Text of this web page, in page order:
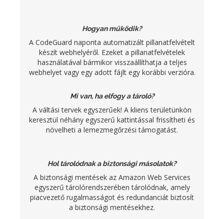
Hogyan működik?
A CodeGuard naponta automatizált pillanatfelvételt
készít webhelyéről. Ezeket a pillanatfelvételek
használatával bármikor visszaállíthatja a teljes
webhelyet vagy egy adott fájlt egy korábbi verzióra.
Mi van, ha elfogy a tároló?
A váltási tervek egyszerűek! A kliens területünkön
keresztül néhány egyszerű kattintással frissítheti és
növelheti a lemezmegőrzési támogatást.
Hol tárolódnak a biztonsági másolatok?
A biztonsági mentések az Amazon Web Services
egyszerű tárolórendszerében tárolódnak, amely
piacvezető rugalmasságot és redundanciát biztosít
a biztonsági mentésekhez.